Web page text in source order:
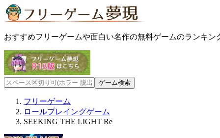
おすすめフリーゲームや面白い名作の無料ゲームのランキン
フリーゲーム
ロールプレイングゲーム
SEEKING THE LIGHT Re